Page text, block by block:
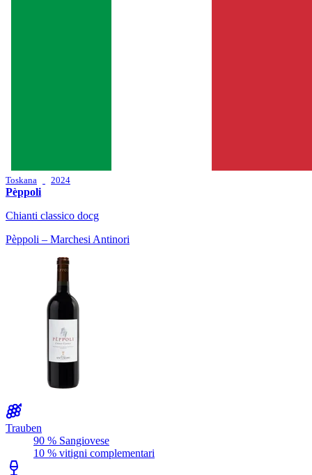
Toskana 2024
Pèppoli
Chianti classico docg
Pèppoli – Marchesi Antinori
Trauben
90 % Sangiovese
10 % vitigni complementari